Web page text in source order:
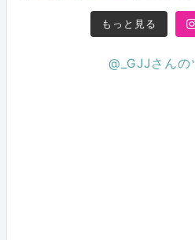
もっと見る
@_GJJさんの